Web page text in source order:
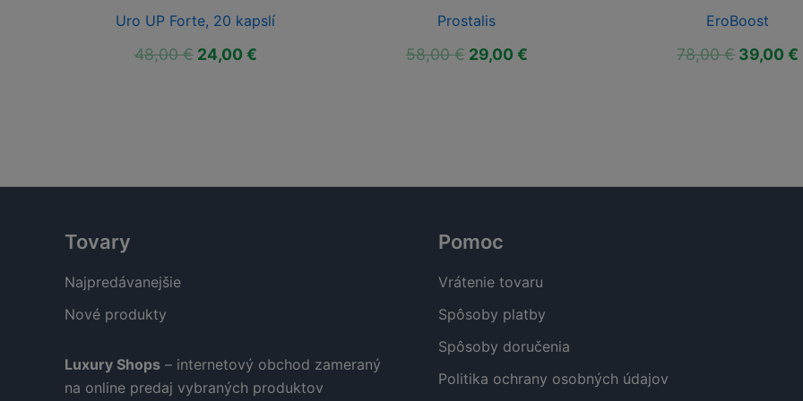
Uro UP Forte, 20 kapslí
48,00€ Pôvodná
24,00 €Aktuálna
Prostalis
58,00€ Pôvodná
29,00 €Aktuálna
EroBoost
78,00€ Pôvodná
39,00€
Tovary
Najpredávanejšie
Nové produkty
Luxury Shops – internetový obchod zameraný
na online predaj vybraných produktov
Pomoc
Vrátenie tovaru
Spôsoby platby
Spôsoby doručenia
Politika ochrany osobných údajov